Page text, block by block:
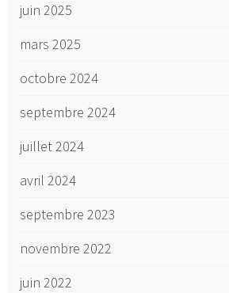
juin 2025
mars 2025
octobre 2024
septembre 2024
juillet 2024
avril 2024
septembre 2023
novembre 2022
juin 2022